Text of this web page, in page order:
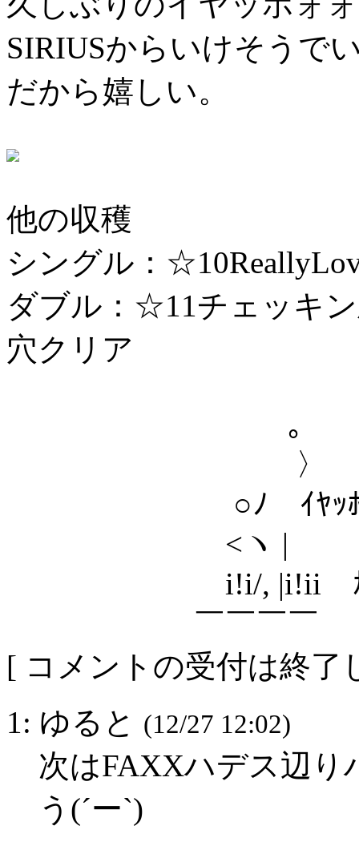
SIRIUSからいけそうで
だから嬉しい。
他の収穫
シングル：
ダブル：☆11チェッキ
穴クリア
｡
〉
○ﾉ ｲﾔｯﾎｫ
<ヽ |
i!i/, |i!ii ｶﾞ
￣￣￣￣
[ コメントの受付は終了
1: ゆると (12/27 12:02)
次はFAXXハデス辺
う(´ー`)